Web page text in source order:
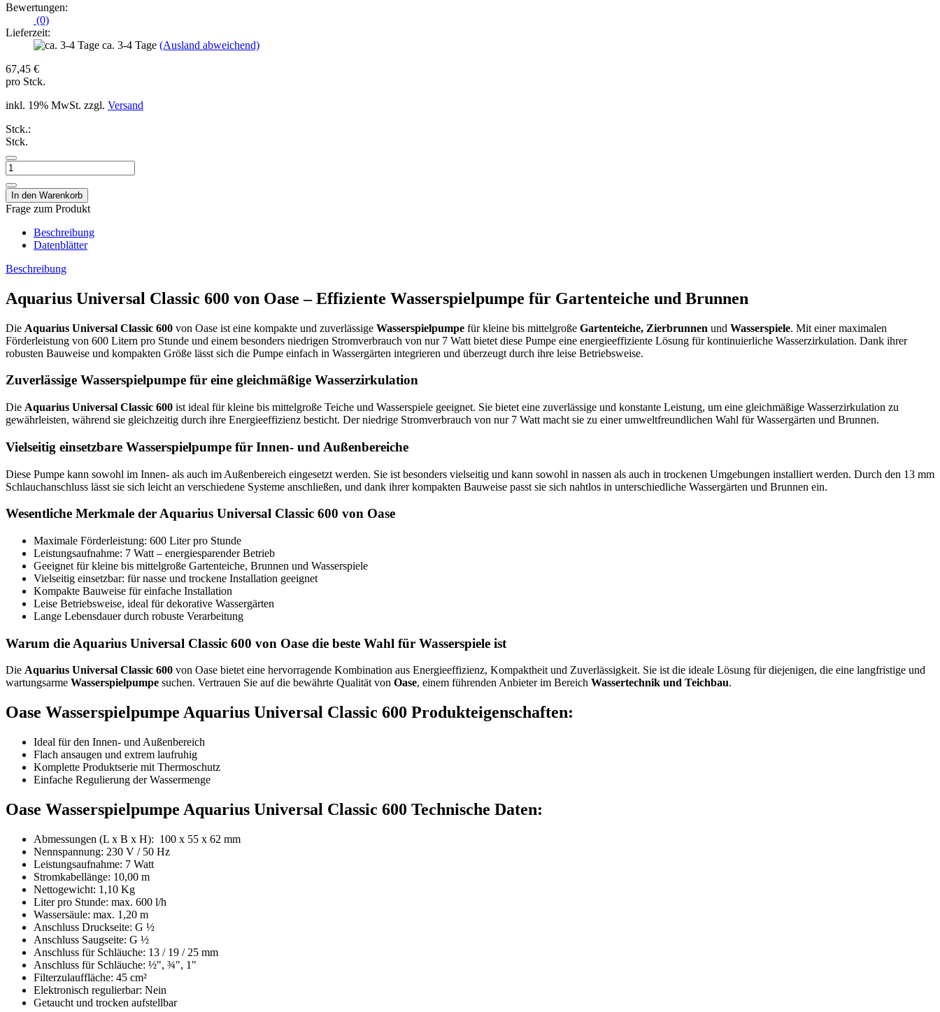
Bewertungen:
(0)
Lieferzeit:
ca. 3-4 Tage (Ausland abweichend)
67,45 €
pro Stck.
inkl. 19% MwSt. zzgl. Versand
Stck.:
Stck.
Frage zum Produkt
Beschreibung
Datenblätter
Beschreibung
Aquarius Universal Classic 600 von Oase – Effiziente Wasserspielpumpe für Gartenteiche und Brunnen
Die Aquarius Universal Classic 600 von Oase ist eine kompakte und zuverlässige Wasserspielpumpe für kleine bis mittelgroße Gartenteiche, Zierbrunnen und Wasserspiele. Mit einer maximalen
Förderleistung von 600 Litern pro Stunde und einem besonders niedrigen Stromverbrauch von nur 7 Watt bietet diese Pumpe eine energieeffiziente Lösung für kontinuierliche Wasserzirkulation. Dank ihrer
robusten Bauweise und kompakten Größe lässt sich die Pumpe einfach in Wassergärten integrieren und überzeugt durch ihre leise Betriebsweise.
Zuverlässige Wasserspielpumpe für eine gleichmäßige Wasserzirkulation
Die Aquarius Universal Classic 600 ist ideal für kleine bis mittelgroße Teiche und Wasserspiele geeignet. Sie bietet eine zuverlässige und konstante Leistung, um eine gleichmäßige Wasserzirkulation zu
gewährleisten, während sie gleichzeitig durch ihre Energieeffizienz besticht. Der niedrige Stromverbrauch von nur 7 Watt macht sie zu einer umweltfreundlichen Wahl für Wassergärten und Brunnen.
Vielseitig einsetzbare Wasserspielpumpe für Innen- und Außenbereiche
Diese Pumpe kann sowohl im Innen- als auch im Außenbereich eingesetzt werden. Sie ist besonders vielseitig und kann sowohl in nassen als auch in trockenen Umgebungen installiert werden. Durch den 13 mm
Schlauchanschluss lässt sie sich leicht an verschiedene Systeme anschließen, und dank ihrer kompakten Bauweise passt sie sich nahtlos in unterschiedliche Wassergärten und Brunnen ein.
Wesentliche Merkmale der Aquarius Universal Classic 600 von Oase
Maximale Förderleistung: 600 Liter pro Stunde
Leistungsaufnahme: 7 Watt – energiesparender Betrieb
Geeignet für kleine bis mittelgroße Gartenteiche, Brunnen und Wasserspiele
Vielseitig einsetzbar: für nasse und trockene Installation geeignet
Kompakte Bauweise für einfache Installation
Leise Betriebsweise, ideal für dekorative Wassergärten
Lange Lebensdauer durch robuste Verarbeitung
Warum die Aquarius Universal Classic 600 von Oase die beste Wahl für Wasserspiele ist
Die Aquarius Universal Classic 600 von Oase bietet eine hervorragende Kombination aus Energieeffizienz, Kompaktheit und Zuverlässigkeit. Sie ist die ideale Lösung für diejenigen, die eine langfristige und
wartungsarme Wasserspielpumpe suchen. Vertrauen Sie auf die bewährte Qualität von Oase, einem führenden Anbieter im Bereich Wassertechnik und Teichbau.
Oase Wasserspielpumpe Aquarius Universal Classic 600 Produkteigenschaften:
Ideal für den Innen- und Außenbereich
Flach ansaugen und extrem laufruhig
Komplette Produktserie mit Thermoschutz
Einfache Regulierung der Wassermenge
Oase Wasserspielpumpe Aquarius Universal Classic 600 Technische Daten:
Abmessungen (L x B x H): 100 x 55 x 62 mm
Nennspannung: 230 V / 50 Hz
Leistungsaufnahme: 7 Watt
Stromkabellänge: 10,00 m
Nettogewicht: 1,10 Kg
Liter pro Stunde: max. 600 l/h
Wassersäule: max. 1,20 m
Anschluss Druckseite: G ½
Anschluss Saugseite: G ½
Anschluss für Schläuche: 13 / 19 / 25 mm
Anschluss für Schläuche: ½", ¾", 1"
Filterzulauffläche: 45 cm²
Elektronisch regulierbar: Nein
Getaucht und trocken aufstellbar